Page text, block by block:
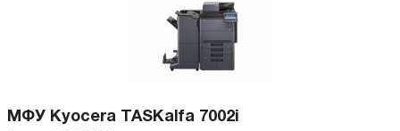
МФУ Kyocera TASKalfa 7002i